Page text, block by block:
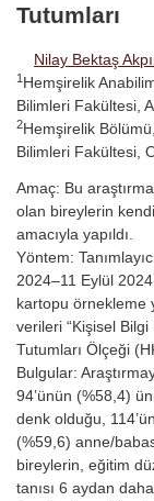
Tutumları
Nilay Bektaş
1 Hemşirelik
Bilimleri Fakültesi,
2Hemşirelik
Bilimleri Fakültesi,
Amaç: Bu
olan bireylerin
amacıyla yapıldı.
Yöntem:
2024–11 Eylül
kartopu örnekleme
verileri “Kişisel
Tutumları Ölçeği
Bulgular:
94’ünün (%58,4)
denk olduğu,
(%59,6) anne/
bireylerin, eğitim
tanısı 6 aydan